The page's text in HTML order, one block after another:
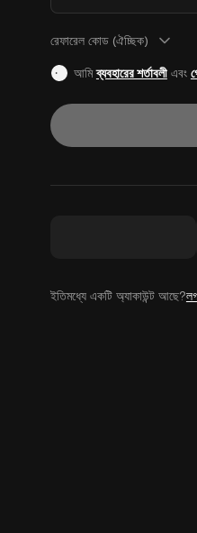
রেফারেল কোড (ঐচ্ছিক)
আমিব্যবহারের শর্তাবলীএবং
ইতিমধ্যে একটি অ্যাকাউন্ট আছে?